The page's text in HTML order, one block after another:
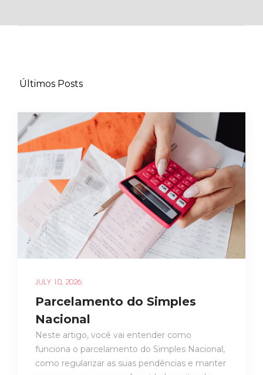
Últimos Posts
JULY 10, 2026
Parcelamento do Simples
Nacional
Neste artigo, você vai entender como
funciona o parcelamento do Simples Nacional,
como regularizar as suas pendências e manter